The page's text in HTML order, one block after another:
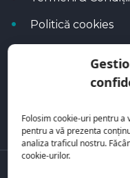
Folosim cookie-uri pentru
pentru a vă prezenta
analiza traficul nostru.
cookie-urilor.
Politică cookies
Calculator rate